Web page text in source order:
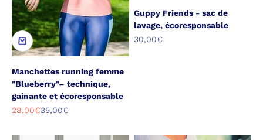
Manchettes running femme
"Blueberry"– technique,
gainante et écoresponsable
Prix de vente
28,00€Prix normal
35,00€
Guppy Friends - sac de
lavage, écoresponsable
Prix de vente
30,00€